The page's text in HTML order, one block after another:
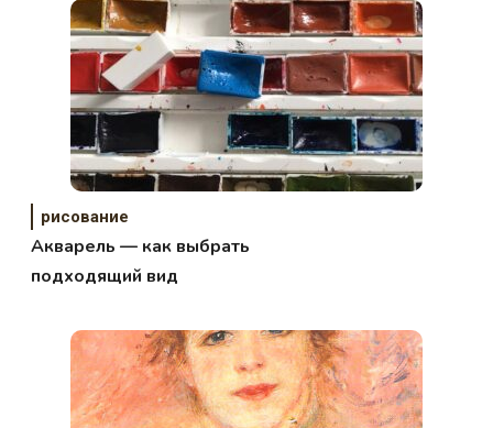
рисование
Акварель — как выбрать
подходящий вид